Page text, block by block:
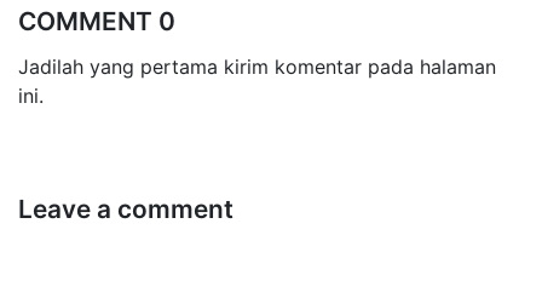
COMMENT 0
Jadilah yang pertama kirim komentar pada halaman
ini.
Leave a comment